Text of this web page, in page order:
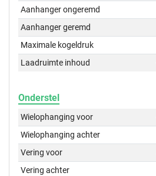
Aanhanger ongeremd
Aanhanger geremd
Maximale kogeldruk
Laadruimte inhoud
Onderstel
Wielophanging voor
Wielophanging achter
Vering voor
Vering achter